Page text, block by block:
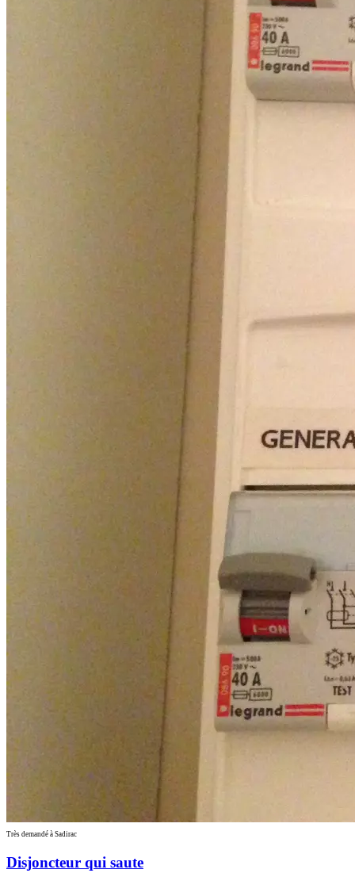
Très demandé à Sadirac
Disjoncteur qui saute